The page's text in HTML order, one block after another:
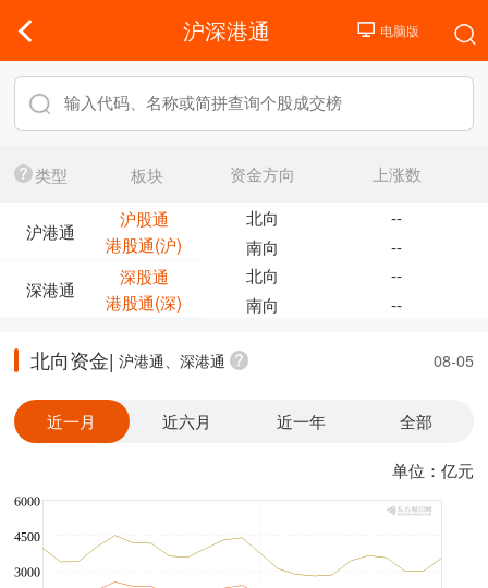
沪深港通
类型 板块
沪港通
沪股通
港股通(沪)
深港通
深股通
港股通(深)
资金方向
上涨数
北向
--
南向
--
北向
--
南向
--
北向资金| 沪港通、深港通 08-05
近一月 近六月 近一年 全部
单位：亿元